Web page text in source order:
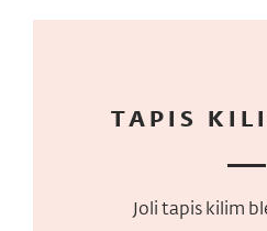
TAPIS
Joli tapis kilim